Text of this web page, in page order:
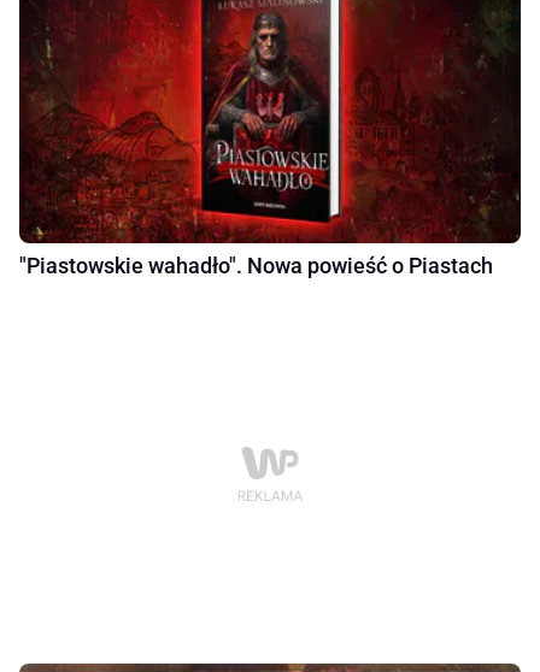
"Piastowskie wahadło". Nowa powieść o Piastach